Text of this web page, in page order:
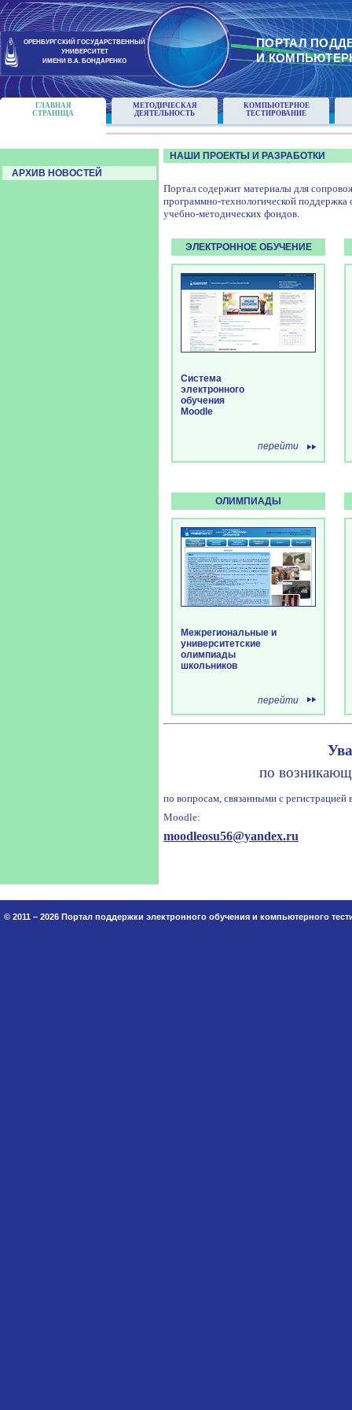
ОРЕНБУРГСКИЙ ГОСУДАРСТВЕННЫЙ
УНИВЕРСИТЕТ
ИМЕНИ В.А. БОНДАРЕНКО
ПОРТАЛ
И
ГЛАВНАЯ
СТРАНИЦА
МЕТОДИЧЕСКАЯ
ДЕЯТЕЛЬНОСТЬ
КОМПЬЮТЕРНОЕ
ТЕСТИРОВАНИЕ
АРХИВ НОВОСТЕЙ
НАШИ ПРОЕКТЫ И РАЗРАБОТКИ
Портал содержит материалы для
программно-технологической
учебно-методических фондов.
ЭЛЕКТРОННОЕ ОБУЧЕНИЕ
Система
электронного
обучения
Moodle
перейти
ОЛИМПИАДЫ
Межрегиональные и
университетские
олимпиады
школьнико
перейти
по
по вопросам, связанными с
Moodle:
moodleosu56@yandex.ru
© 2011 – 2026 Портал поддержки электронного обучения и компьютерного